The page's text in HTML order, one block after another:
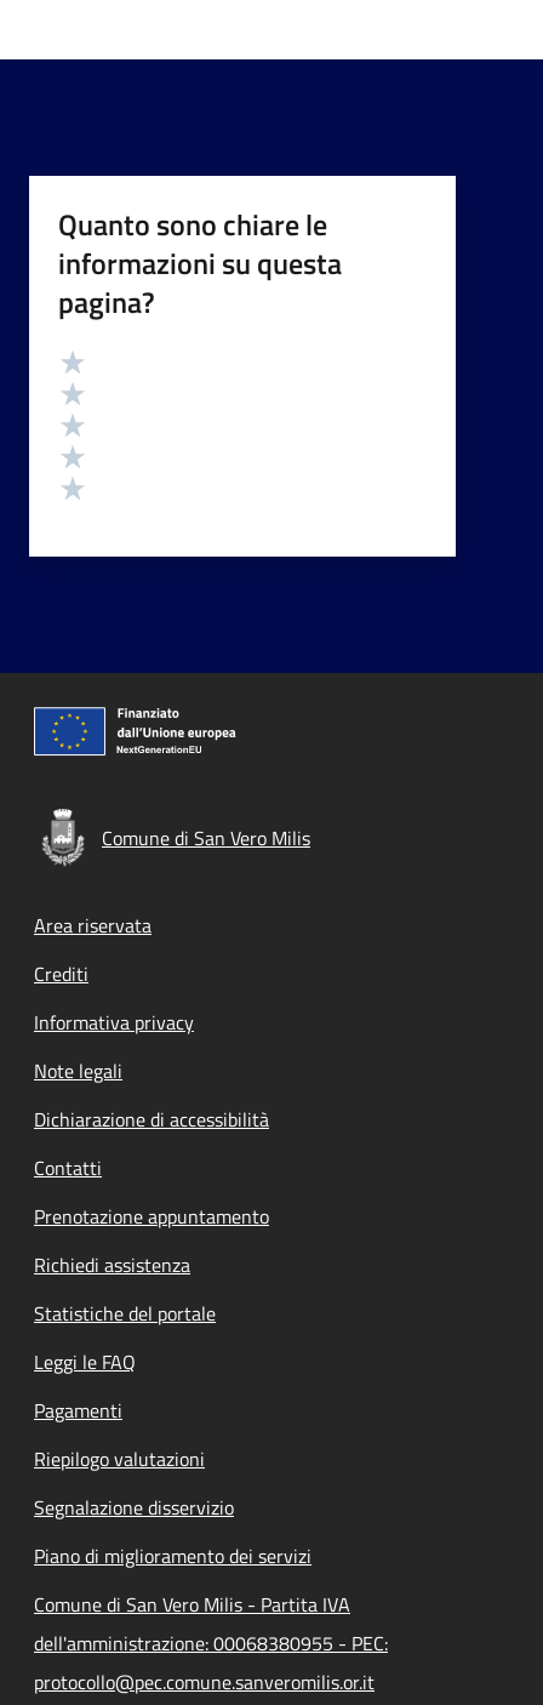
Quanto sono chiare le
informazioni su questa
pagina?
Valutazione
Comune di San Vero Milis
Footer menu
Area riservata
Crediti
Informativa privacy
Note legali
Dichiarazione di accessibilità
Contatti
Prenotazione appuntamento
Richiedi assistenza
Statistiche del portale
Leggi le FAQ
Pagamenti
Riepilogo valutazioni
Segnalazione disservizio
Piano di miglioramento dei servizi
Comune di San Vero Milis - Partita IVA
dell'amministrazione: 00068380955 - PEC:
protocollo@pec.comune.sanveromilis.or.it